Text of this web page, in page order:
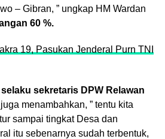
– Gibran, ” ungkap HM Wardan
60 %.
19, Pasukan Jenderal Purn TNI
sekretaris DPW Relawan
juga menambahkan, ” tentu kita
sampai tingkat Desa dan
itu sebenarnya sudah terbentuk,